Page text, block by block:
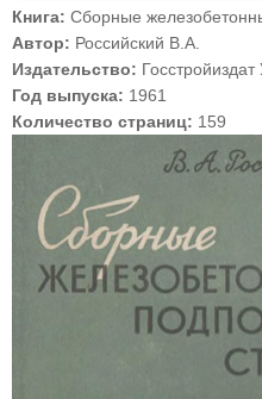
Книга: Сборные
Автор: Российский В.А.
Издательство:
Год выпуска: 1961
Количество страниц: 159